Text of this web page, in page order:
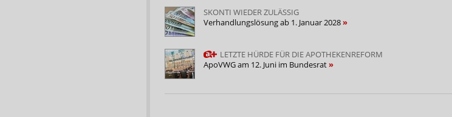
SKONTI WIEDER ZULÄSSIG
Verhandlungslösung ab 1. Januar 2028
LETZTE HÜRDE FÜR DIE APOTHEKENREFORM
ApoVWG am 12. Juni im Bundesrat